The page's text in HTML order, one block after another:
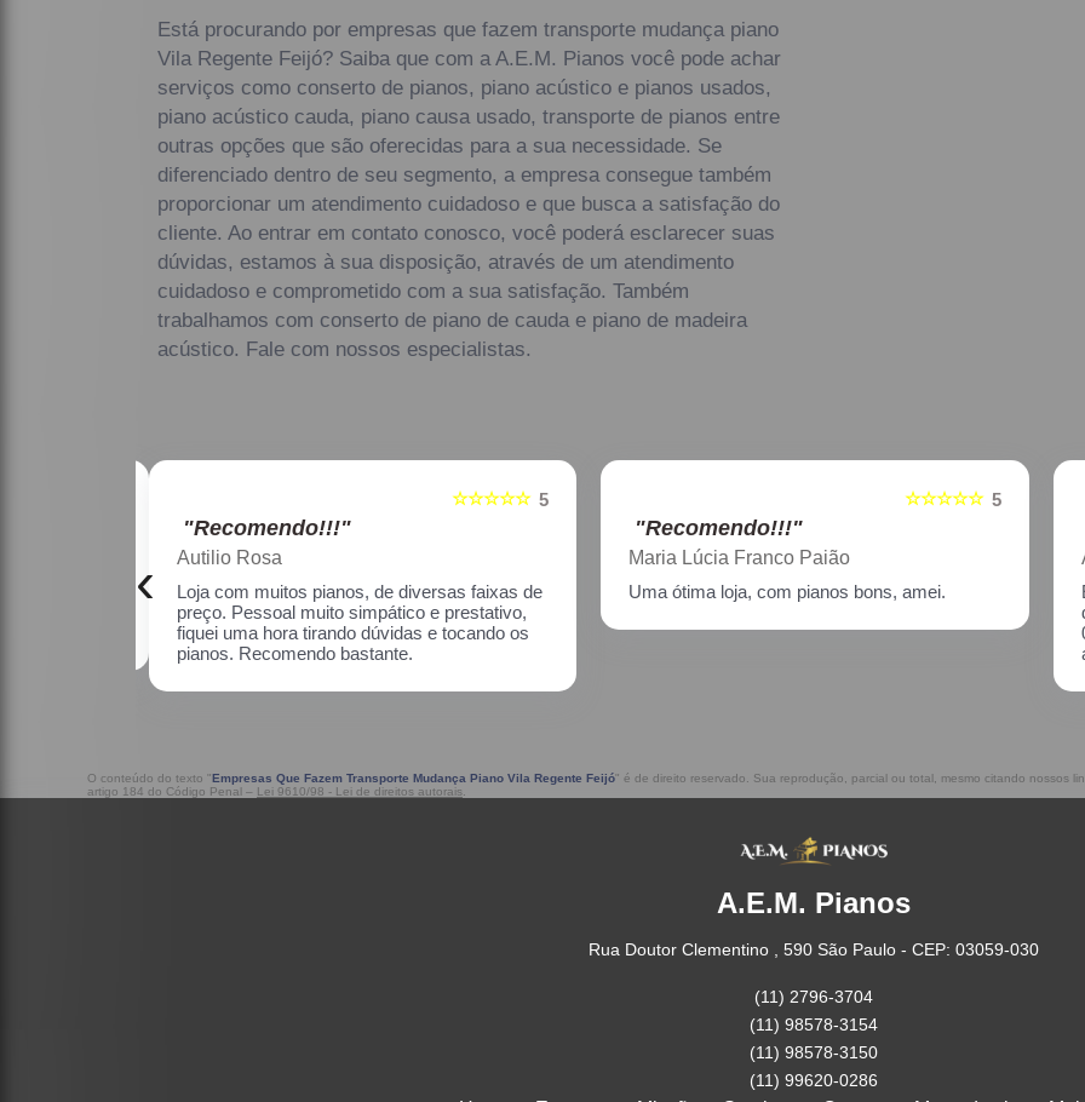
Está procurando por empresas que fazem transporte mudança piano
Vila Regente Feijó? Saiba que com a A.E.M. Pianos você pode achar
serviços como conserto de pianos, piano acústico e pianos usados,
piano acústico cauda, piano causa usado, transporte de pianos entre
outras opções que são oferecidas para a sua necessidade. Se
diferenciado dentro de seu segmento, a empresa consegue também
proporcionar um atendimento cuidadoso e que busca a satisfação do
cliente. Ao entrar em contato conosco, você poderá esclarecer suas
dúvidas, estamos à sua disposição, através de um atendimento
cuidadoso e comprometido com a sua satisfação. Também
trabalhamos com conserto de piano de cauda e piano de madeira
acústico. Fale com nossos especialistas.
5
☆☆☆☆☆
"Recomendo!!!"
Maria Lúcia Franco Paião
Uma ótima loja, com pianos bons, amei.
5
☆☆☆☆☆
"Recomendo!!!"
Aline Nagata
Excelente atendimento!! Enviei um piano para
02/2021, incluindo o transporte. Muito
‹
O conteúdo do texto "Empresas Que Fazem Transporte Mudança Piano Vila Regente Feijó" é de direito reservado. Sua reprodução, parcial ou total, mesmo citando nossos
artigo 184 do Código Penal – Lei 9610/98 - Lei de direitos autorais
A.E.M. Pianos
Rua Doutor Clementino , 590 São Paulo - CEP: 03059-030
(11) 2796-3704
(11) 98578-3154
(11) 98578-3150
(11) 99620-0286